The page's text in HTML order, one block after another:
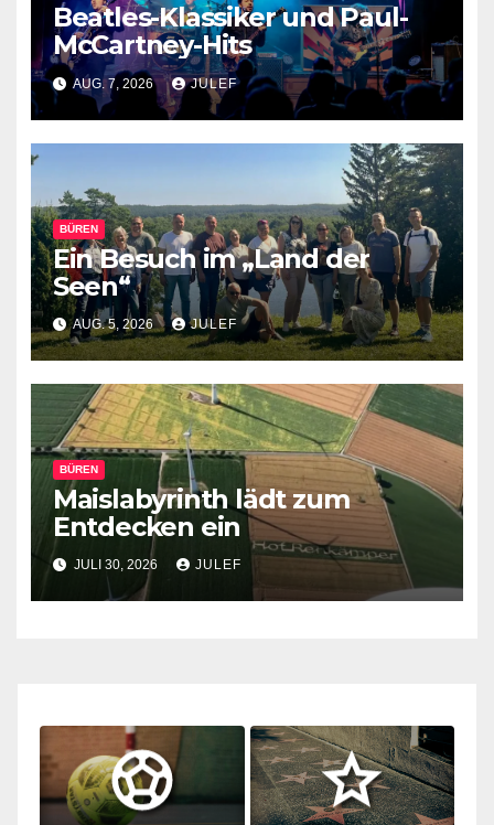
Beatles-Klassiker und Paul-
McCartney-Hits
AUG. 7, 2026 JULEF
BÜREN
Ein Besuch im „Land der
Seen“
AUG. 5, 2026 JULEF
BÜREN
Maislabyrinth lädt zum
Entdecken ein
JULI 30, 2026 JULEF